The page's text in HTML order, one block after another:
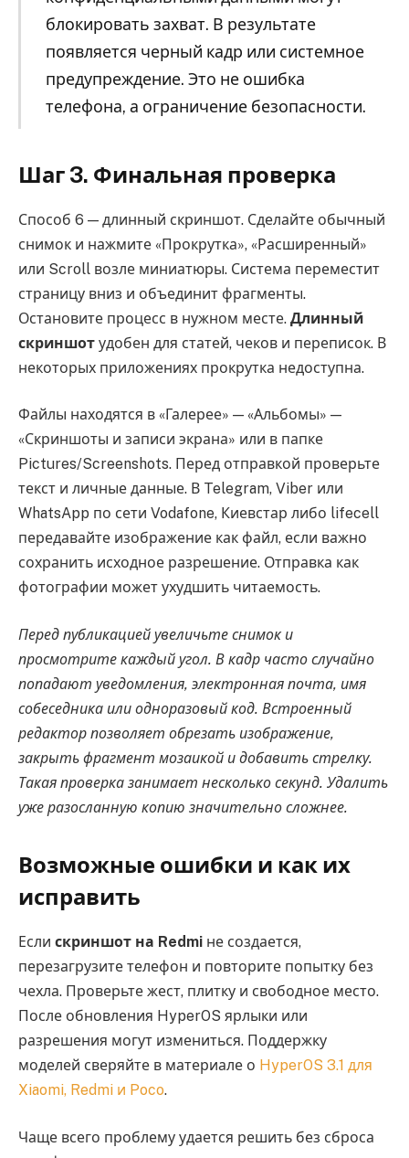
блокировать захват. В результате
появляется черный кадр или системное
предупреждение. Это не ошибка
телефона, а ограничение безопасности.
Шаг 3. Финальная проверка
Способ 6 — длинный скриншот. Сделайте обычный
снимок и нажмите «Прокрутка», «Расширенный»
или Scroll возле миниатюры. Система переместит
страницу вниз и объединит фрагменты.
Остановите процесс в нужном месте. Длинный
скриншот удобен для статей, чеков и переписок. В
некоторых приложениях прокрутка недоступна.
Файлы находятся в «Галерее» — «Альбомы» —
«Скриншоты и записи экрана» или в папке
Pictures/Screenshots. Перед отправкой проверьте
текст и личные данные. В Telegram, Viber или
WhatsApp по сети Vodafone, Киевстар либо lifecell
передавайте изображение как файл, если важно
сохранить исходное разрешение. Отправка как
фотографии может ухудшить читаемость.
Перед публикацией увеличьте снимок и
просмотрите каждый угол. В кадр часто случайно
попадают уведомления, электронная почта, имя
собеседника или одноразовый код. Встроенный
редактор позволяет обрезать изображение,
закрыть фрагмент мозаикой и добавить стрелку.
Такая проверка занимает несколько секунд. Удалить
уже разосланную копию значительно сложнее.
Возможные ошибки и как их
исправить
Если скриншот на Redmi не создается,
перезагрузите телефон и повторите попытку без
чехла. Проверьте жест, плитку и свободное место.
После обновления HyperOS ярлыки или
разрешения могут измениться. Поддержку
моделей сверяйте в материале о HyperOS 3.1 для
Xiaomi, Redmi и Poco.
Чаще всего проблему удается решить без сброса